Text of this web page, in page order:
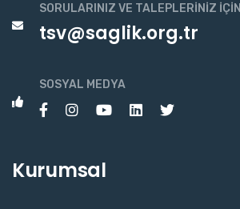
SORULARINIZ VE TALEPLERINIZ İÇIN
tsv@saglik.org.tr
SOSYAL MEDYA
Kurumsal